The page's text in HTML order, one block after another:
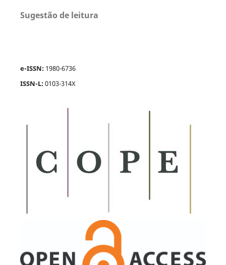
Sugestão de leitura
e-ISSN: 1980-6736
ISSN-L:0103-314X